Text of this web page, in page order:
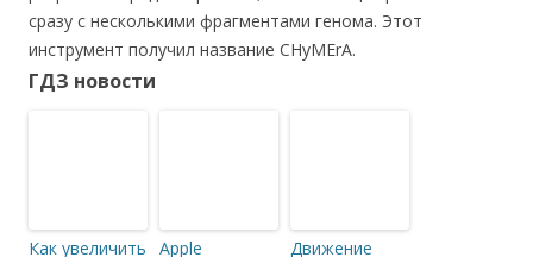
сразу с несколькими фрагментами генома. Этот
инструмент получил название CHyMErA.
ГДЗ новости
Как увеличить
Apple
Движение